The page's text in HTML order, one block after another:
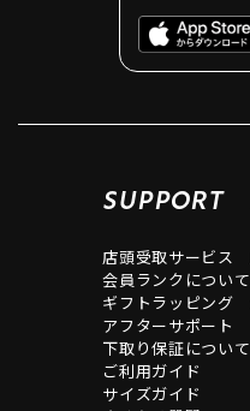
SUPPORT
店頭受取サービス
会員ランクについて
ギフトラッピング
アフターサポート
下取り保証について
ご利用ガイド
サイズガイド